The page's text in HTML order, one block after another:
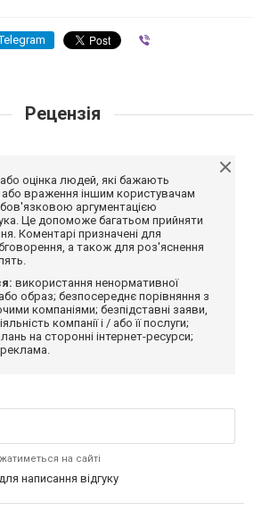
Рецензія
оцінка людей, які бажають
враження іншим користувачам
аргументацією
Це допоможе багатьом прийняти
Коментарі призначені для
а також для роз'яснення
використання ненормативної
образ; безпосереднє порівняння з
компаніями; безпідставні заяви,
компанії і / або її послуги;
на сторонні інтернет-ресурси;
на сайті
для написання відгуку